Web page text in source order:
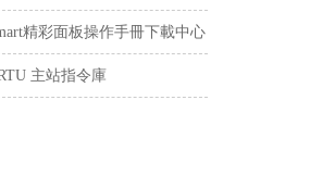
精彩面板操作手冊下載中心
主站指令庫